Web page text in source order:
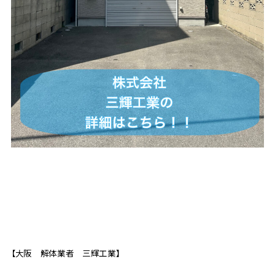
【大阪 解体業者 三輝工業】